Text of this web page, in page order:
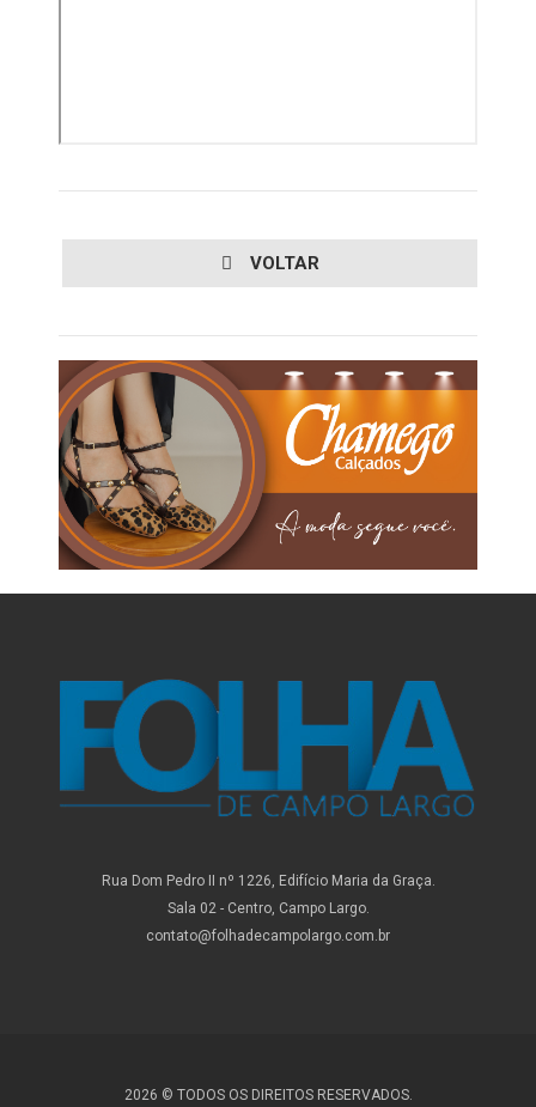
VOLTAR
Rua Dom Pedro II nº 1226, Edifício Maria da Graça.
Sala 02 - Centro, Campo Largo.
contato@folhadecampolargo.com.br
2026 © TODOS OS DIREITOS RESERVADOS.